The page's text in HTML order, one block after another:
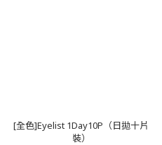
[全色]Eyelist 1Day10P（日拋十片
裝）